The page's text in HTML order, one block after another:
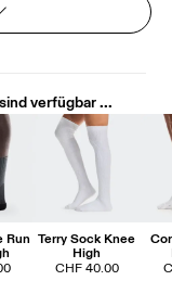
verfügbar ...
Run Terry Sock Knee
High
CHF 40.00